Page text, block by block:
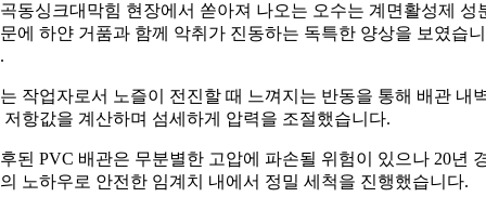
동싱크대막힘 현장에서 쏟아져 나오는 오수는 계면활성제 성
에 하얀 거품과 함께 악취가 진동하는 독특한 양상을 보였습니
작업자로서 노즐이 전진할 때 느껴지는 반동을 통해 배관 내
저항값을 계산하며 섬세하게 압력을 조절했습니다.
된 PVC 배관은 무분별한 고압에 파손될 위험이 있으나 20년
노하우로 안전한 임계치 내에서 정밀 세척을 진행했습니다.